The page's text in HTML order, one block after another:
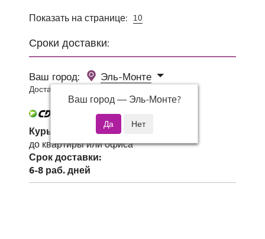
Показать на странице: 10
Сроки доставки:
Ваш город: Эль-Монте
Ваш город — Эль-Монте?
Доставка 0 руб при заказе от 3000 руб.
Курьер СДЭК
до квартиры или офиса
Срок доставки:
6-8 раб. дней